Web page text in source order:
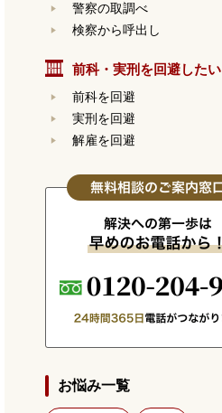
警察の取調べ
検察から呼出し
前科・実刑を回避したい
前科を回避
実刑を回避
解雇を回避
お悩み一覧